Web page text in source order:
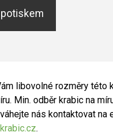
libovolné rozměry této
Min. odběr krabic na
nás kontaktovat na
.